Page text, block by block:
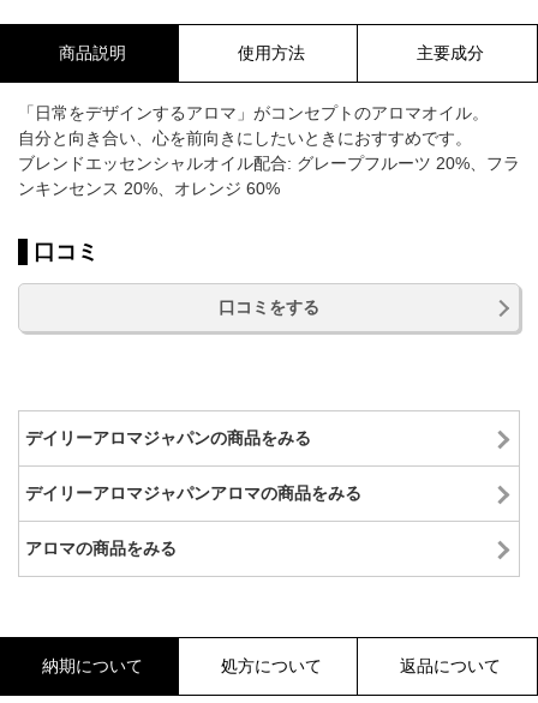
商品説明 使用方法 主要成分
「日常をデザインするアロマ」がコンセプトのアロマオイル。
自分と向き合い、心を前向きにしたいときにおすすめです。
ブレンドエッセンシャルオイル配合: グレープフルーツ 20%、フラ
ンキンセンス 20%、オレンジ 60%
口コミ
口コミをする
デイリーアロマジャパンの商品をみる
デイリーアロマジャパンアロマの商品をみる
アロマの商品をみる
納期について 処方について 返品について